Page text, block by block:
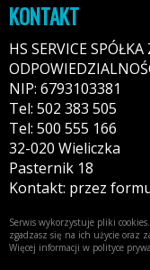
KONTAKT
HS SERVICE
NIP: 6793103381
Tel: 502 383 505
Tel: 500 555 166
32-020 Wieliczka
Pasternik 18
Kontakt: przez
Serwis wykorzystuje pliki
zgadzasz się na ich użycie oraz
Więcej informacji w polityce